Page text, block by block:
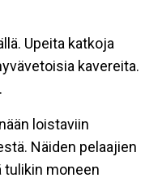
Upeita katkoja
kavereita.
loistaviin
Näiden pelaajien
tulikin moneen